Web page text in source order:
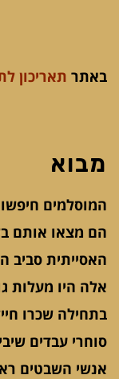
באתר תאריכון
מבוא
המוסלמים חיפשו
הם מצאו אותם
האסייתית סביב
אלה היו מעלות
בתחילה שכרו
סוחרי עבדים
אנשי השבטים